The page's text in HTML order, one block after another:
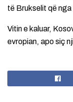
të Brukselit që
Vitin e kaluar,
evropian, apo siç